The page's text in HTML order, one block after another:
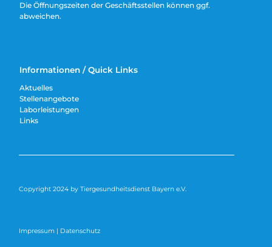
Die Öffnungszeiten der Geschäftsstellen können ggf.
abweichen.
Informationen / Quick Links
Aktuelles
Stellenangebote
Laborleistungen
Links
Copyright 2024 by Tiergesundheitsdienst Bayern e.V.
Impressum| Datenschutz